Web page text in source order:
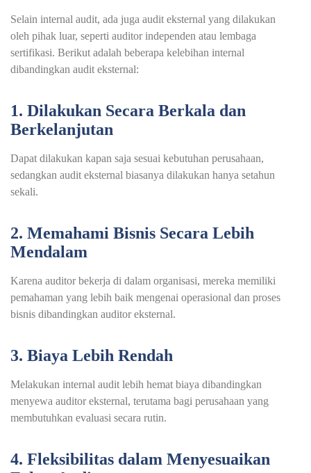
Selain internal audit, ada juga audit eksternal yang dilakukan
oleh pihak luar, seperti auditor independen atau lembaga
sertifikasi. Berikut adalah beberapa kelebihan internal
dibandingkan audit eksternal:
1. Dilakukan Secara Berkala dan
Berkelanjutan
Dapat dilakukan kapan saja sesuai kebutuhan perusahaan,
sedangkan audit eksternal biasanya dilakukan hanya setahun
sekali.
2. Memahami Bisnis Secara Lebih
Mendalam
Karena auditor bekerja di dalam organisasi, mereka memiliki
pemahaman yang lebih baik mengenai operasional dan proses
bisnis dibandingkan auditor eksternal.
3. Biaya Lebih Rendah
Melakukan internal audit lebih hemat biaya dibandingkan
menyewa auditor eksternal, terutama bagi perusahaan yang
membutuhkan evaluasi secara rutin.
4. Fleksibilitas dalam Menyesuaikan